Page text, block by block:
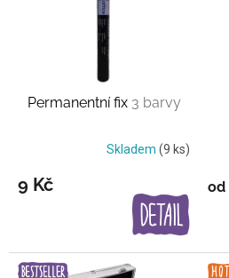
ů
Permanentní fix 3 barvy
Skladem (9 ks)
9 Kč od